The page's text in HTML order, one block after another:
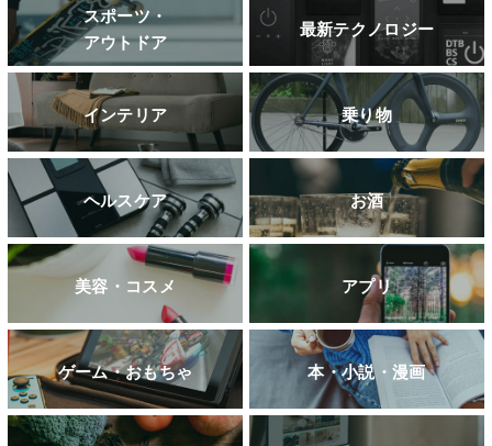
スポーツ・
アウトドア
最新テクノロジー
インテリア 乗り物
ヘルスケア お酒
美容・コスメ アプリ
ゲーム・おもちゃ 本・小説・漫画